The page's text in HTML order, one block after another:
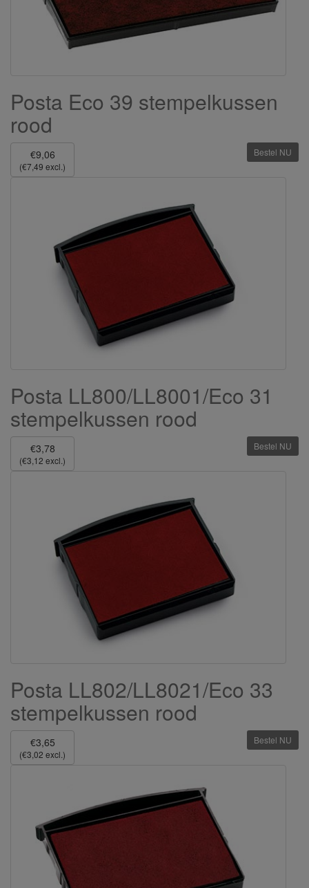
Posta Eco 39 stempelkussen
rood
€9,06
(€7,49 excl.)
Bestel NU
Posta LL800/LL8001/Eco 31
stempelkussen rood
€3,78
(€3,12 excl.)
Bestel NU
Posta LL802/LL8021/Eco 33
stempelkussen rood
€3,65
(€3,02 excl.)
Bestel NU